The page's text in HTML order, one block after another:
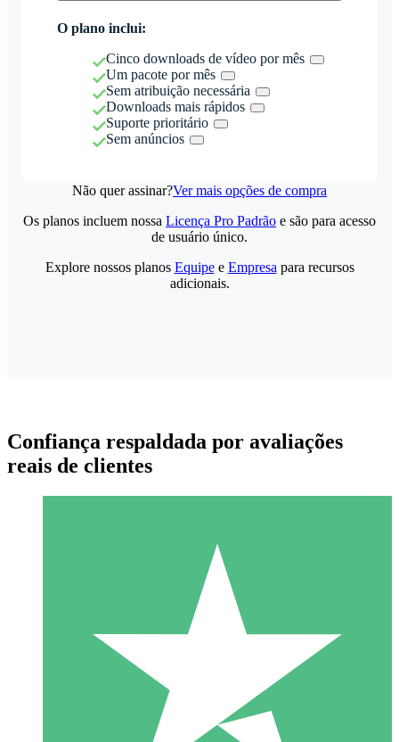
O plano inclui:
Cinco downloads de vídeo por mês
Um pacote por mês
Sem atribuição necessária
Downloads mais rápidos
Suporte prioritário
Sem anúncios
Não quer assinar?Ver mais opções de compra
Pacotes de Créditos Individuais
Pague conforme o uso com créditos de download. Sem
1000
Os planos incluem nossa Licença Pro Padrão e são para acesso
de usuário único.
Explore nossos planos Equipee Empresa para recursos
adicionais.
Confiança respaldada por avaliações
reais de clientes